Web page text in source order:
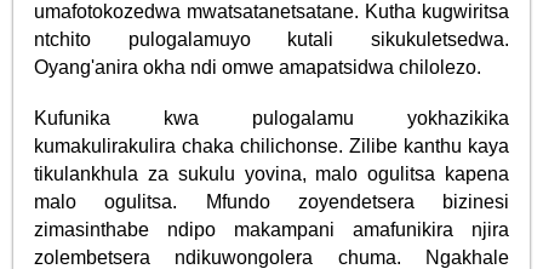
umafotokozedwa mwatsatanetsatane. Kutha kugwiritsa
ntchito pulogalamuyo kutali sikukuletsedwa.
Oyang'anira okha ndi omwe amapatsidwa chilolezo.
Kufunika kwa pulogalamu yokhazikika
kumakulirakulira chaka chilichonse. Zilibe kanthu kaya
tikulankhula za sukulu yovina, malo ogulitsa kapena
malo ogulitsa. Mfundo zoyendetsera bizinesi
zimasinthabe ndipo makampani amafunikira njira
zolembetsera ndikuwongolera chuma. Ngakhale